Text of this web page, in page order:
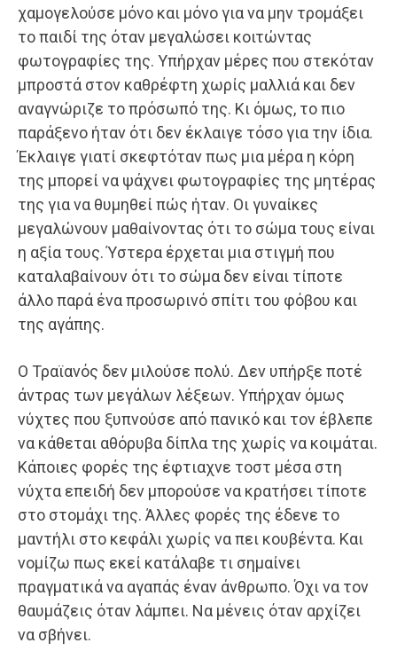
χαμογελούσε μόνο και μόνο για να μην τρομάξει
το παιδί της όταν μεγαλώσει κοιτώντας
φωτογραφίες της. Υπήρχαν μέρες που στεκόταν
μπροστά στον καθρέφτη χωρίς μαλλιά και δεν
αναγνώριζε το πρόσωπό της. Κι όμως, το πιο
παράξενο ήταν ότι δεν έκλαιγε τόσο για την ίδια.
Έκλαιγε γιατί σκεφτόταν πως μια μέρα η κόρη
της μπορεί να ψάχνει φωτογραφίες της μητέρας
της για να θυμηθεί πώς ήταν. Οι γυναίκες
μεγαλώνουν μαθαίνοντας ότι το σώμα τους είναι
η αξία τους. Ύστερα έρχεται μια στιγμή που
καταλαβαίνουν ότι το σώμα δεν είναι τίποτε
άλλο παρά ένα προσωρινό σπίτι του φόβου και
της αγάπης.
Ο Τραϊανός δεν μιλούσε πολύ. Δεν υπήρξε ποτέ
άντρας των μεγάλων λέξεων. Υπήρχαν όμως
νύχτες που ξυπνούσε από πανικό και τον έβλεπε
να κάθεται αθόρυβα δίπλα της χωρίς να κοιμάται.
Κάποιες φορές της έφτιαχνε τοστ μέσα στη
νύχτα επειδή δεν μπορούσε να κρατήσει τίποτε
στο στομάχι της. Άλλες φορές της έδενε το
μαντήλι στο κεφάλι χωρίς να πει κουβέντα. Και
νομίζω πως εκεί κατάλαβε τι σημαίνει
πραγματικά να αγαπάς έναν άνθρωπο. Όχι να τον
θαυμάζεις όταν λάμπει. Να μένεις όταν αρχίζει
να σβήνει.